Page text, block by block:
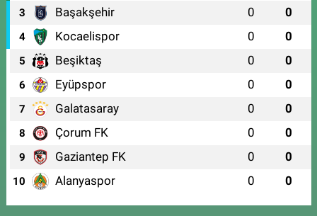
3 Başakşehir 0 0
4 Kocaelispor 0 0
5 Beşiktaş 0 0
6 Eyüpspor 0 0
7 Galatasaray 0 0
8 Çorum FK 0 0
9 Gaziantep FK 0 0
10 Alanyaspor 0 0